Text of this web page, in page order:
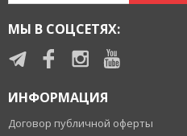
МЫ В СОЦСЕТЯХ:
ИНФОРМАЦИЯ
Договор публичной оферты